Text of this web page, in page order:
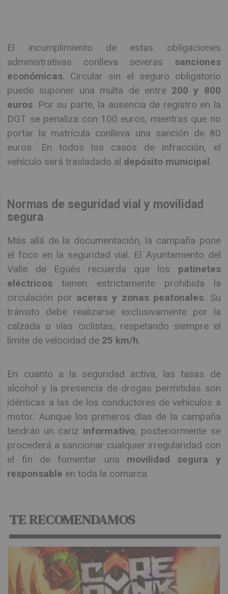
El incumplimiento de estas obligaciones
administrativas conlleva severas sanciones
económicas. Circular sin el seguro obligatorio
puede suponer una multa de entre 200 y 800
euros. Por su parte, la ausencia de registro en la
DGT se penaliza con 100 euros, mientras que no
portar la matrícula conlleva una sanción de 80
euros. En todos los casos de infracción, el
vehículo será trasladado al depósito municipal.
Normas de seguridad vial y movilidad
segura
Más allá de la documentación, la campaña pone
el foco en la seguridad vial. El Ayuntamiento del
Valle de Egüés recuerda que los patinetes
eléctricos tienen estrictamente prohibida la
circulación por aceras y zonas peatonales. Su
tránsito debe realizarse exclusivamente por la
calzada o vías ciclistas, respetando siempre el
límite de velocidad de 25 km/h.
En cuanto a la seguridad activa, las tasas de
alcohol y la presencia de drogas permitidas son
idénticas a las de los conductores de vehículos a
motor. Aunque los primeros días de la campaña
tendrán un cariz informativo, posteriormente se
procederá a sancionar cualquier irregularidad con
el fin de fomentar una movilidad segura y
responsable en toda la comarca.
TE RECOMENDAMOS